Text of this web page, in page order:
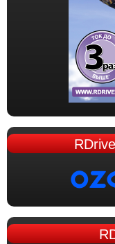
RDrive